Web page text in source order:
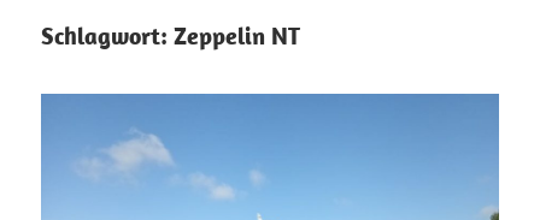
Schlagwort: Zeppelin NT